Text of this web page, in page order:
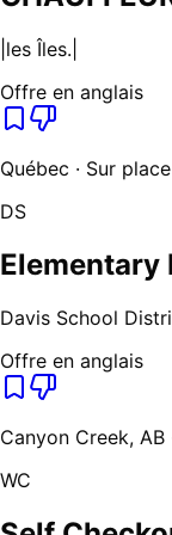
|les Îles.|
Offre en anglais
Québec · Sur
DS
Elementary
Davis School
Offre en anglais
Canyon Creek, AB
WC